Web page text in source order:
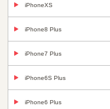
iPhoneXS
iPhone8 Plus
iPhone7 Plus
iPhone6S Plus
iPhone6 Plus